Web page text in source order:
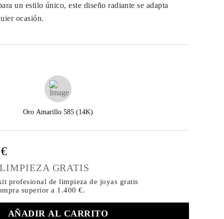
un estilo único, este diseño radiante se adapta
ocasión.
Oro Amarillo 585 (14K)
GRATIS
profesional de limpieza de joyas gratis
superior a 1.400 €.
AÑADIR AL CARRITO